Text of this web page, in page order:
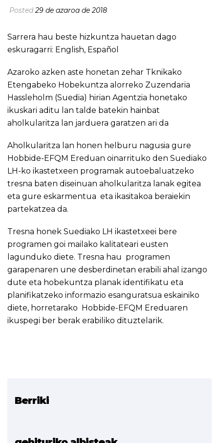
Posted29 de azaroa de 2018
Sarrera hau beste hizkuntza hauetan dago
eskuragarri: English, Español
Azaroko azken aste honetan zehar Tknikako
Etengabeko Hobekuntza alorreko Zuzendaria
Hassleholm (Suedia) hirian Agentzia honetako
ikuskari aditu lan talde batekin hainbat
aholkularitza lan jarduera garatzen ari da
Aholkularitza lan honen helburu nagusia gure
Hobbide-EFQM Ereduan oinarrituko den Suediako
LH-ko ikastetxeen programak autoebaluatzeko
tresna baten diseinuan aholkularitza lanak egitea
eta gure eskarmentua eta ikasitakoa beraiekin
partekatzea da.
Tresna honek Suediako LH ikastetxeei bere
programen goi mailako kalitateari eusten
lagunduko diete. Tresna hau programen
garapenaren une desberdinetan erabili ahal izango
dute eta hobekuntza planak identifikatu eta
planifikatzeko informazio esanguratsua eskainiko
diete, horretarako Hobbide-EFQM Ereduaren
ikuspegi ber berak erabiliko dituztelarik.
Berriki